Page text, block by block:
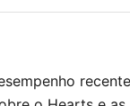
recente